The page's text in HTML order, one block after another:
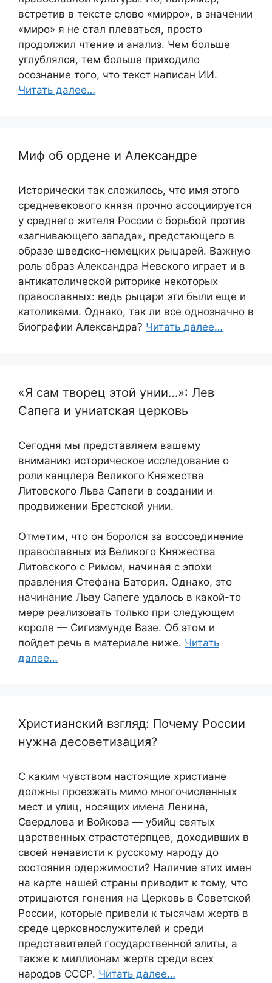
встретив в тексте слово «мирро», в значении
«миро» я не стал плеваться, просто
продолжил чтение и анализ. Чем больше
углублялся, тем больше приходило
осознание того, что текст написан ИИ.
Читать далее…
Миф об ордене и Александре
Исторически так сложилось, что имя этого
средневекового князя прочно ассоциируется
у среднего жителя России с борьбой против
«загнивающего запада», предстающего в
образе шведско-немецких рыцарей. Важную
роль образ Александра Невского играет и в
антикатолической риторике некоторых
православных: ведь рыцари эти были еще и
католиками. Однако, так ли все однозначно в
биографии Александра? Читать далее…
«Я сам творец этой унии…»: Лев
Сапега и униатская церковь
Сегодня мы представляем вашему
вниманию историческое исследование о
роли канцлера Великого Княжества
Литовского Льва Сапеги в создании и
продвижении Брестской унии.
Отметим, что он боролся за воссоединение
православных из Великого Княжества
Литовского с Римом, начиная с эпохи
правления Стефана Батория. Однако, это
начинание Льву Сапеге удалось в какой-то
мере реализовать только при следующем
короле — Сигизмунде Вазе. Об этом и
пойдет речь в материале ниже. Читать
далее…
Христианский взгляд: Почему России
нужна десоветизация?
С каким чувством настоящие христиане
должны проезжать мимо многочисленных
мест и улиц, носящих имена Ленина,
Свердлова и Войкова — убийц святых
царственных страстотерпцев, доходивших в
своей ненависти к русскому народу до
состояния одержимости? Наличие этих имен
на карте нашей страны приводит к тому, что
отрицаются гонения на Церковь в Советской
России, которые привели к тысячам жертв в
среде церковнослужителей и среди
представителей государственной элиты, а
также к миллионам жертв среди всех
народов СССР. Читать далее…